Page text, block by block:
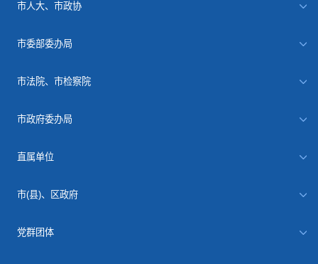
市人大、市政协
市委部委办局
市法院、市检察院
市政府委办局
直属单位
市(县)、区政府
党群团体